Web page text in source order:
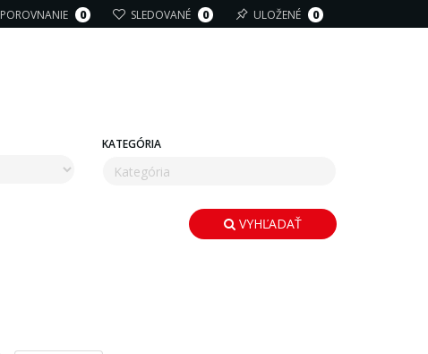
POROVNANIE 0 SLEDOVANÉ 0 ULOŽENÉ 0
KATEGÓRIA
VYHĽADAŤ